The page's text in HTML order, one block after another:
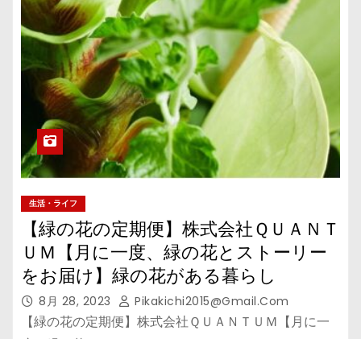
生活・ライフ
【緑の花の定期便】株式会社ＱＵＡＮＴ
ＵＭ【月に一度、緑の花とストーリー
をお届け】緑の花がある暮らし
8月 28, 2023 Pikakichi2015@gmail.com
【緑の花の定期便】株式会社ＱＵＡＮＴＵＭ【月に一